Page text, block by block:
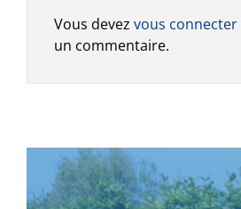
Vous devez vous connecter
un commentaire.